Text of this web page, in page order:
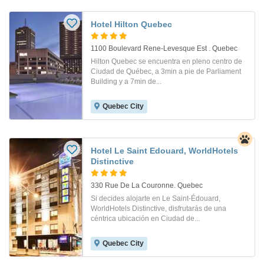
Hotel Hilton Quebec
1100 Boulevard Rene-Levesque Est . Quebec
Hilton Quebec se encuentra en pleno centro de
Ciudad de Québec, a 3min a pie de Parliament
Building y a 7min de...
Quebec City
Hotel Le Saint Edouard, WorldHotels
Distinctive
330 Rue De La Couronne. Quebec
Si decides alojarte en Le Saint-Édouard,
WorldHotels Distinctive, disfrutarás de una
céntrica ubicación en Ciudad de...
Quebec City